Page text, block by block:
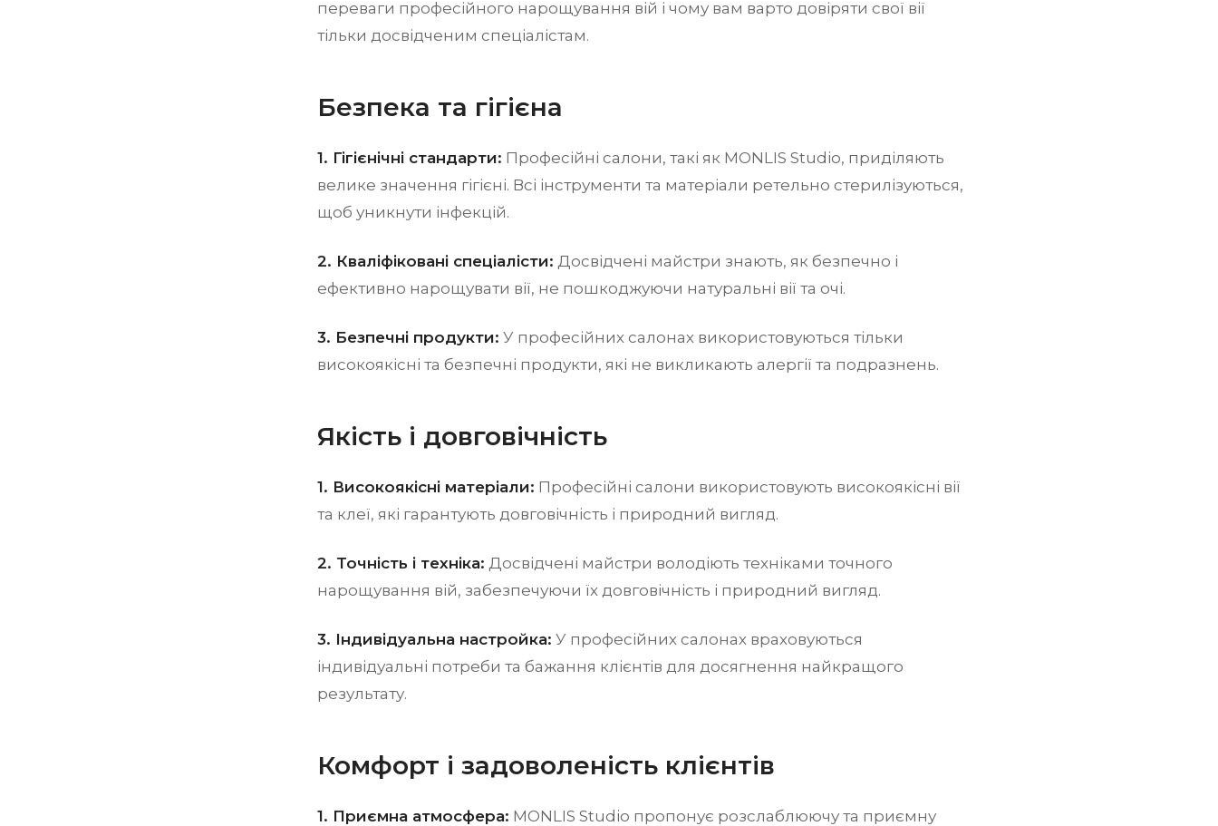
переваги професійного нарощування вій і чому вам варто довіряти свої вії
тільки досвідченим спеціалістам.
Безпека та гігієна
1. Гігієнічні стандарти: Професійні салони, такі як MONLIS Studio, приділяють
велике значення гігієні. Всі інструменти та матеріали ретельно стерилізуються,
щоб уникнути інфекцій.
2. Кваліфіковані спеціалісти: Досвідчені майстри знають, як безпечно і
ефективно нарощувати вії, не пошкоджуючи натуральні вії та очі.
3. Безпечні продукти: У професійних салонах використовуються тільки
високоякісні та безпечні продукти, які не викликають алергії та подразнень.
Якість і довговічність
1. Високоякісні матеріали: Професійні салони використовують високоякісні вії
та клеї, які гарантують довговічність і природний вигляд.
2. Точність і техніка: Досвідчені майстри володіють техніками точного
нарощування вій, забезпечуючи їх довговічність і природний вигляд.
3. Індивідуальна настройка: У професійних салонах враховуються
індивідуальні потреби та бажання клієнтів для досягнення найкращого
результату.
Комфорт і задоволеність клієнтів
1. Приємна атмосфера: MONLIS Studio пропонує розслаблюючу та приємну